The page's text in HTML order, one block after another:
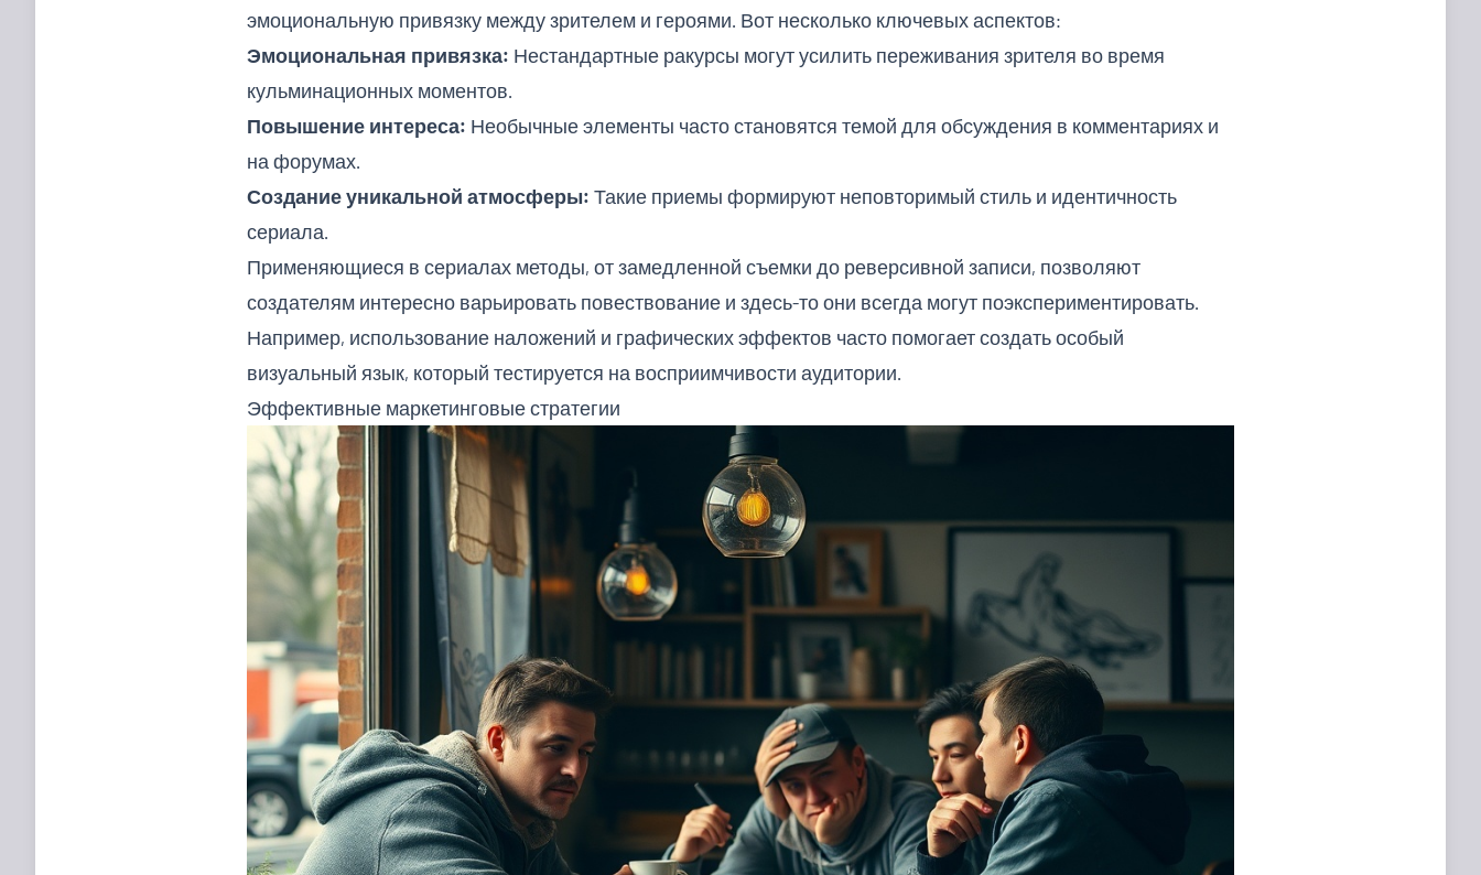
эмоциональную привязку между зрителем и героями. Вот несколько ключевых аспектов:
Эмоциональная привязка: Нестандартные ракурсы могут усилить переживания зрителя во время
кульминационных моментов.
Повышение интереса: Необычные элементы часто становятся темой для обсуждения в комментариях и
на форумах.
Создание уникальной атмосферы: Такие приемы формируют неповторимый стиль и идентичность
сериала.
Применяющиеся в сериалах методы, от замедленной съемки до реверсивной записи, позволяют
создателям интересно варьировать повествование и здесь-то они всегда могут поэкспериментировать.
Например, использование наложений и графических эффектов часто помогает создать особый
визуальный язык, который тестируется на восприимчивости аудитории.
Эффективные маркетинговые стратегии